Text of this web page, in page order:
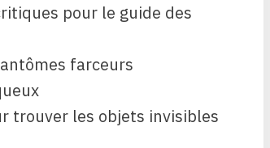
pour le guide des
farceurs
trouver les objets invisibles